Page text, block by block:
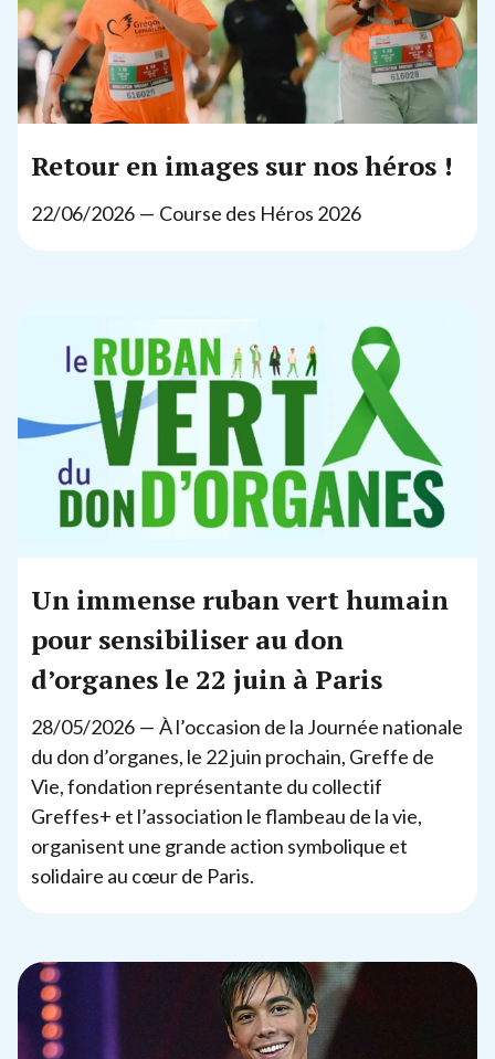
----------------------------
Nos accompagnements sur-mesure
Retour en images sur nos héros !
22/06/2026 — Course des Héros 2026
Un immense ruban vert humain
pour sensibiliser au don
d’organes le 22 juin à Paris
28/05/2026 — À l’occasion de la Journée nationale
du don d’organes, le 22juin prochain, Greffe de
Vie, fondation représentante du collectif
Greffes+ et l’association le flambeau de la vie,
organisent une grande action symbolique et
solidaire au cœur de Paris.